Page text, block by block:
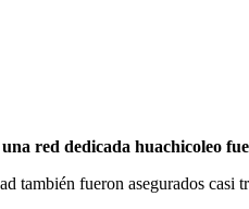
red dedicada huachicoleo
también fueron asegurados